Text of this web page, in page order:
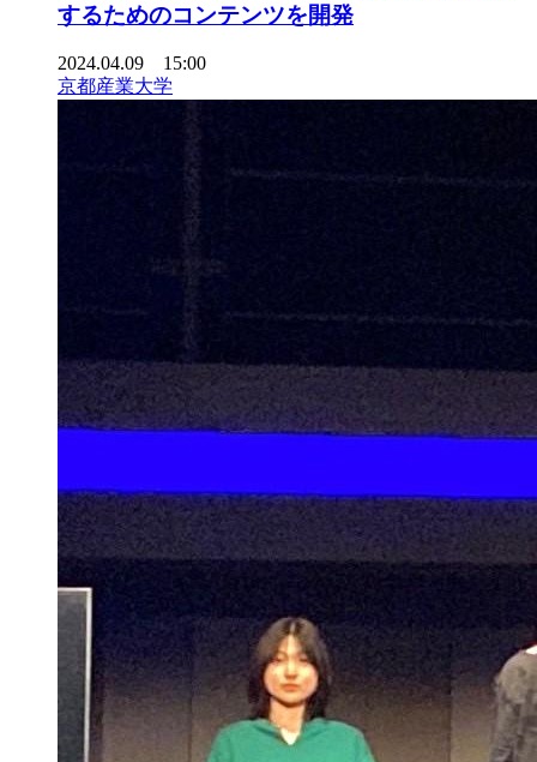
するためのコンテンツを開発
2024.04.09 15:00
京都産業大学